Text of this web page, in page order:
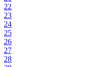
22
23
24
25
26
27
28